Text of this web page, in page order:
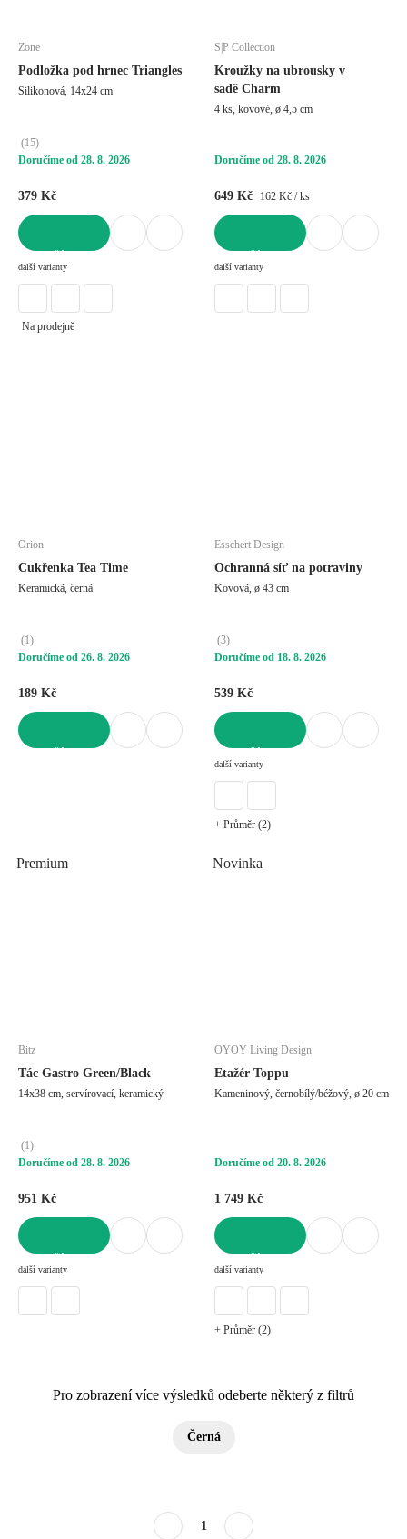
Zone
Podložka pod hrnec Triangles
Silikonová, 14x24 cm
(15)
Doručíme od 28. 8. 2026
379 Kč
další varianty
Na prodejně
S|P Collection
Kroužky na ubrousky v
sadě Charm
4 ks, kovové, ø 4,5 cm
Doručíme od 28. 8. 2026
649 Kč 162 Kč / ks
další varianty
Orion
Cukřenka Tea Time
Keramická, černá
(1)
Doručíme od 26. 8. 2026
189 Kč
Esschert Design
Ochranná síť na potraviny
Kovová, ø 43 cm
(3)
Doručíme od 18. 8. 2026
539 Kč
další varianty
+ Průměr (2)
Premium
Bitz
Tác Gastro Green/Black
14x38 cm, servírovací, keramický
(1)
Doručíme od 28. 8. 2026
951 Kč
další varianty
Novinka
OYOY Living Design
Etažér Toppu
Kameninový, černobílý/béžový, ø 20 cm
Doručíme od 20. 8. 2026
1 749 Kč
další varianty
+ Průměr (2)
Pro zobrazení více výsledků odeberte některý z filtrů
Černá
1